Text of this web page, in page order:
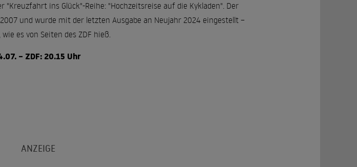
"Kreuzfahrt ins Glück"-Reihe: "Hochzeitsreise auf die Kykladen". Der
und wurde mit der letzten Ausgabe an Neujahr 2024 eingestellt –
es von Seiten des ZDF hieß.
– ZDF: 20.15 Uhr